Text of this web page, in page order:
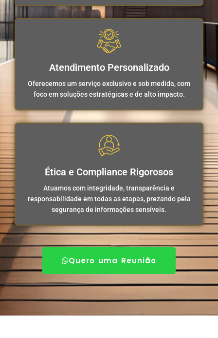
Atendimento Personalizado
Oferecemos um serviço exclusivo e sob medida, com
foco em soluções estratégicas e de alto impacto.
Ética e Compliance Rigorosos
Atuamos com integridade, transparência e
responsabilidade em todas as etapas, prezando pela
segurança de informações sensíveis.
Quero uma Reunião